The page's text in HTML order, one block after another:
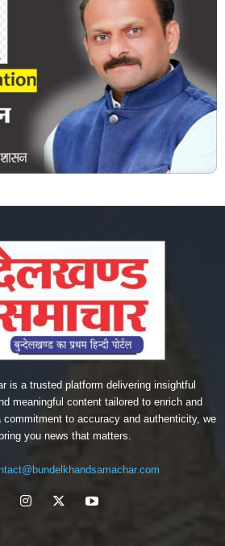
is a trusted platform delivering insightful
meaningful content tailored to enrich and
to accuracy and authenticity, we
you news that matters.